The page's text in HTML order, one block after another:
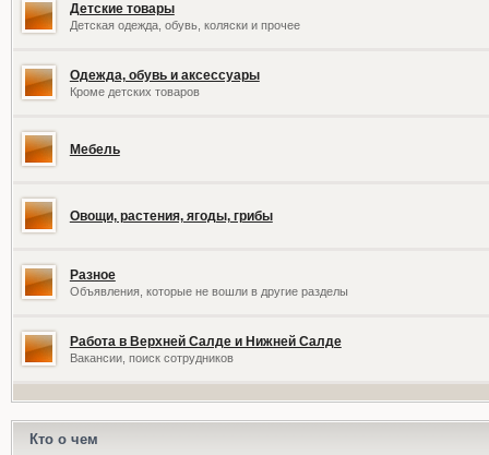
Детские товары
Детская одежда, обувь, коляски и прочее
Одежда, обувь и аксессуары
Кроме детских товаров
Мебель
Овощи, растения, ягоды, грибы
Разное
Объявления, которые не вошли в другие разделы
Работа в Верхней Салде и Нижней Салде
Вакансии, поиск сотрудников
Кто о чем